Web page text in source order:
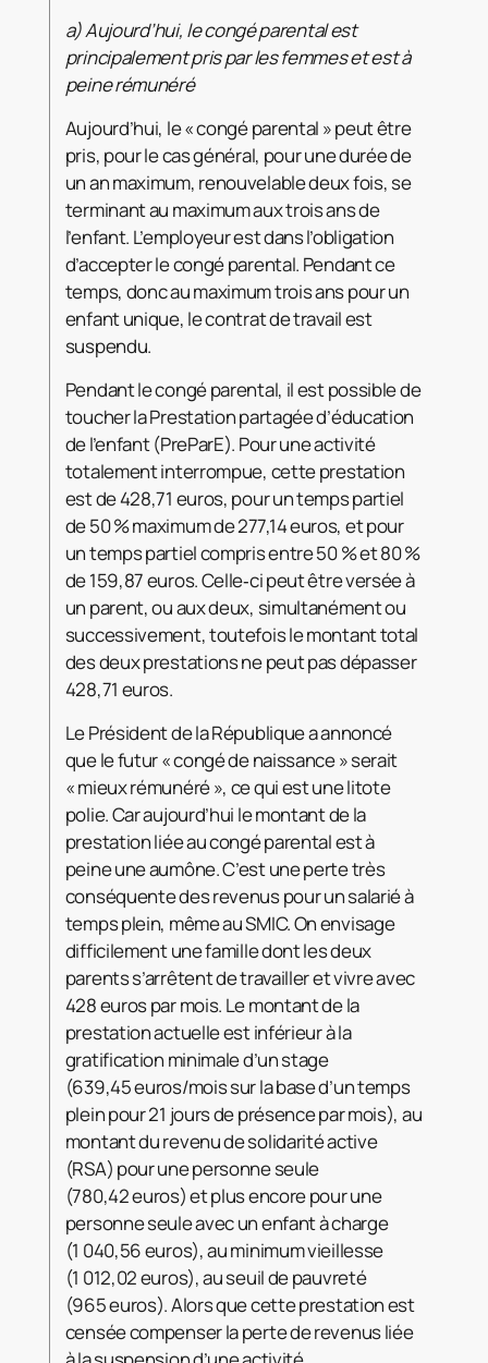
a)Aujourd’hui, le congéparental est
principalement pris par les femmes et est à
peine rémunéré
Aujourd’hui, le « congé parental » peut être
pris, pour le cas général, pour une durée de
un an maximum, renouvelable deux fois, se
terminant au maximum aux trois ans de
l’enfant. L’employeur est dans l’obligation
d’accepter le congé parental. Pendant ce
temps, donc au maximum trois ans pour un
enfant unique, le contrat de travail est
suspendu.
Pendant le congé parental, il est possible de
toucher la Prestation partagée d’éducation
de l’enfant (PreParE). Pour une activité
totalement interrompue, cette prestation
est de 428,71 euros, pour un temps partiel
de 50 % maximum de 277,14 euros, et pour
un temps partiel compris entre 50 % et 80 %
de 159,87 euros. Celle‑ci peut être versée à
un parent, ou aux deux, simultanément ou
successivement, toutefois le montant total
des deux prestations ne peut pas dépasser
428,71 euros.
Le Président de la République a annoncé
que le futur « congé de naissance » serait
« mieux rémunéré », ce qui est une litote
polie. Car aujourd’hui le montant de la
prestation liée au congé parental est à
peine une aumône. C’est une perte très
conséquente des revenus pour un salarié à
temps plein, même au SMIC. On envisage
difficilement une famille dont les deux
parents s’arrêtent de travailler et vivre avec
428 euros par mois. Le montant de la
prestation actuelle est inférieur à la
gratification minimale d’un stage
(639,45 euros/mois sur la base d’un temps
plein pour 21 jours de présence par mois), au
montant du revenu de solidarité active
(RSA) pour une personne seule
(780,42 euros) et plus encore pour une
personne seule avec un enfant à charge
(1 040,56 euros), au minimum vieillesse
(1 012,02 euros), au seuil de pauvreté
(965 euros). Alors que cette prestation est
censée compenser la perte de revenus liée